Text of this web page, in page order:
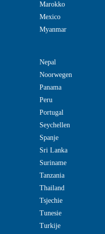
Marokko
Mexico
Myanmar
Nepal
Noorwegen
Panama
Peru
Portugal
Seychellen
Spanje
Sri Lanka
Suriname
Tanzania
Thailand
Tsjechie
Tunesie
Turkije